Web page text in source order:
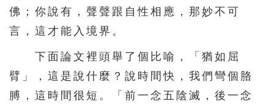
536 537 538 539 540
546 547 548 549 550
佛；你說有，聲聲跟自性相應，那妙不可
言，這才能入境界。
下面論文裡頭舉了個比喻，「猶如屈
臂」，這是說什麼？說時間快，我們彎個胳
膊，這時間很短。「前一念五陰滅，後一念